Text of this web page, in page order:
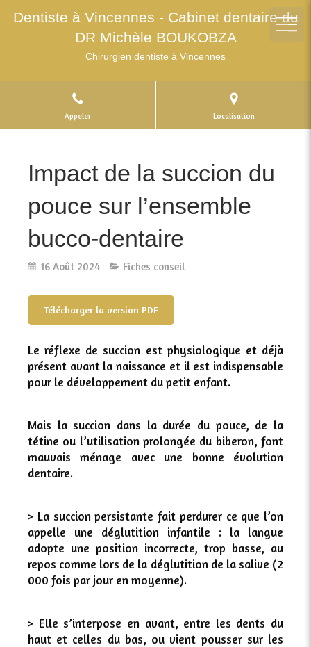
Dentiste à Vincennes - Cabinet dentaire du
DR Michèle BOUKOBZA
Chirurgien dentiste à Vincennes
Appeler Localisation
Impact de la succion du
pouce sur l’ensemble
bucco-dentaire
16 Août 2024 Fiches conseil
Télécharger la version PDF
Le réflexe de succion est physiologique et déjà
présent avant la naissance et il est indispensable
pour le développement du petit enfant.
Mais la succion dans la durée du pouce, de la
tétine ou l’utilisation prolongée du biberon, font
mauvais ménage avec une bonne évolution
dentaire.
> La succion persistante fait perdurer ce que l’on
appelle une déglutition infantile : la langue
adopte une position incorrecte, trop basse, au
repos comme lors de la déglutition de la salive (2
000 fois par jour en moyenne).
> Elle s’interpose en avant, entre les dents du
haut et celles du bas, ou vient pousser sur les